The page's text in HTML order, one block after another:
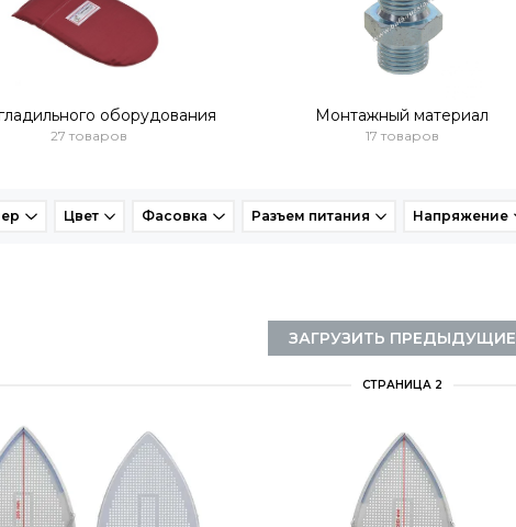
оборудования
27 товаров
Монтажный материал
17 товаров
Цвет Фасовка Разъем питания Напряжение
ЗАГРУЗИТЬ ПРЕДЫДУЩИЕ
СТРАНИЦА 2